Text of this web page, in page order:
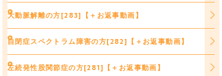
大動脈解離の方[283]【＋お返事動画】
自閉症スペクトラム障害の方[282]【＋お返事動画】
左続発性股関節症の方[281]【＋お返事動画】